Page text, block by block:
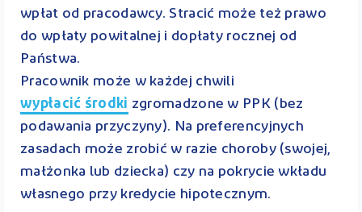
wpłat od pracodawcy. Stracić może też prawo
do wpłaty powitalnej i dopłaty rocznej od
Państwa.
Pracownik może w każdej chwili
wypłacić środki zgromadzone w PPK (bez
podawania przyczyny). Na preferencyjnych
zasadach może zrobić w razie choroby (swojej,
małżonka lub dziecka) czy na pokrycie wkładu
własnego przy kredycie hipotecznym.